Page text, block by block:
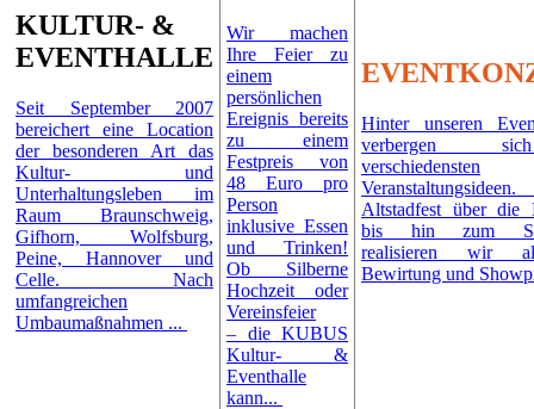
KULTUR- &
EVENTHALLE
Seit September 2007
bereichert eine Location
der besonderen Art das
Kultur- und
Unterhaltungsleben im
Raum Braunschweig,
Gifhorn, Wolfsburg,
Peine, Hannover und
Celle. Nach
umfangreichen
Umbaumaßnahmen ...
Wir machen
Ihre Feier zu
einem
persönlichen
Ereignis bereits
zu einem
Festpreis von
48 Euro pro
Person
inklusive Essen
und Trinken!
Ob Silberne
Hochzeit oder
Vereinsfeier
– die KUBUS
Kultur- &
Eventhalle
kann...
Hinter unseren
verbergen
verschiedensten
Altstadfest über die
bis hin zum
realisieren wir
Bewirtung und